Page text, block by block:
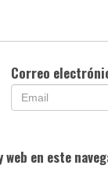
Correo
en este